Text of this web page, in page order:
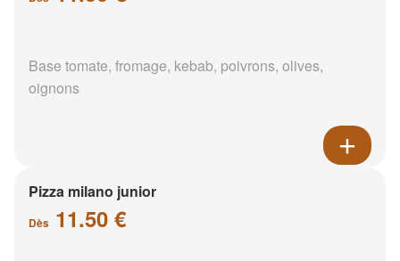
Base tomate, fromage, kebab, poivrons, olives,
oignons
Pizza milano junior
Dès 11.50 €